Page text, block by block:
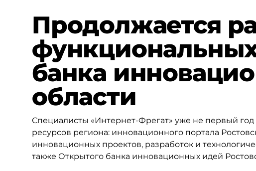
Продолжается
банка
области
Специалисты «Интернет-Фрегат» уже не первый
ресурсов региона: инновационного портала
инновационных проектов, разработок и
также Открытого банка инновационных идей